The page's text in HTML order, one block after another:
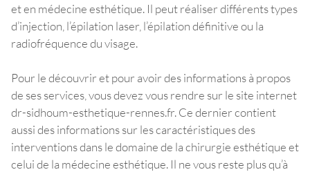
et en médecine esthétique. Il peut réaliser différents types
d’injection, l’épilation laser, l’épilation définitive ou la
radiofréquence du visage.
Pour le découvrir et pour avoir des informations à propos
de ses services, vous devez vous rendre sur le site internet
dr-sidhoum-esthetique-rennes.fr. Ce dernier contient
aussi des informations sur les caractéristiques des
interventions dans le domaine de la chirurgie esthétique et
celui de la médecine esthétique. Il ne vous reste plus qu’à